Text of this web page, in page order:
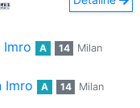
Imro A 14
Milan
Imro A 14
Milan